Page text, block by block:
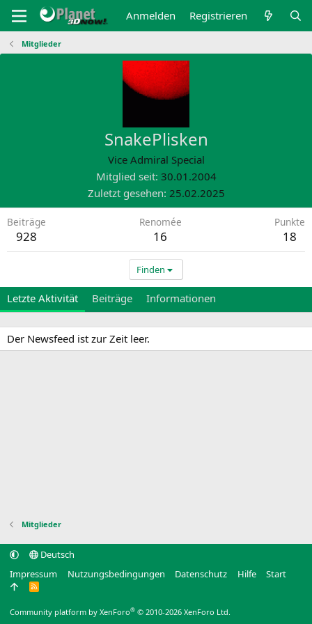
Anmelden Registrieren
Mitglieder
SnakePlisken
Vice Admiral Special
Mitglied seit 30.01.2004
Zuletzt gesehen 25.02.2025
Beiträge
928
Renomée
16
Punkte
18
Finden
Letzte Aktivität Beiträge Informationen
Der Newsfeed ist zur Zeit leer.
Mitglieder
Deutsch
Impressum
Nutzungsbedingungen Datenschutz Hilfe Start
R
Community platform by XenForo® © 2010-2026 XenForo Ltd.